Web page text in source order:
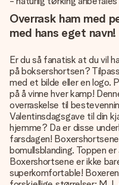
Overrask ham med
med hans eget navn!
Er du så fanatisk at du vil
på boksershortsen?
med et bilde eller en logo.
på å vinne hver kamp!
overraskelse til
Valentinsdagsgave til din
hjemme? Da er disse
farsdagen!
bomullsblanding. Toppen
Boxershortsene er ikke
superkomfortable!